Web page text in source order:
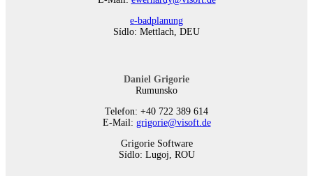
e-badplanung
Sídlo: Mettlach, DEU
Daniel Grigorie
Rumunsko
Telefon: +40 722 389 614
E-Mail: grigorie@visoft.de
Grigorie Software
Sídlo: Lugoj, ROU